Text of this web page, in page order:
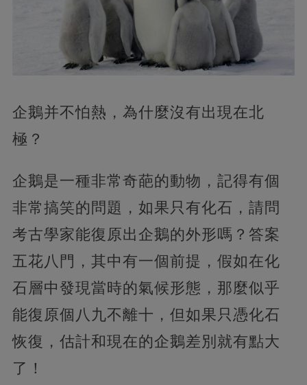
企鵝并不怕熱，為什麼沒有出現在北
極？
企鵝是一種非常奇葩的動物，記得有個
非常搞笑的問題，如果只有化石，請問
考古學家能復原出企鵝的外形嗎？答案
五花八門，其中有一個前提，假如在化
石層中發現當時的氣候形態，那麼似乎
能復原個八九不離十，但如果只憑化石
恢復，估計和現在的企鵝差別就有點大
了！